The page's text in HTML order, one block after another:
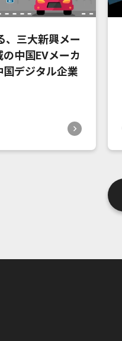
、三大新興メー
中国EVメーカ
デジタル企業